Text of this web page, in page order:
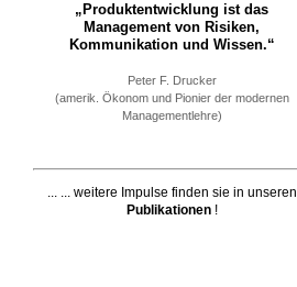
„Produktentwicklung ist das
Management von Risiken,
Kommunikation und Wissen.“
Peter F. Drucker
(amerik. Ökonom und Pionier der modernen
Managementlehre)
... ... weitere Impulse finden sie in unseren
Publikationen!